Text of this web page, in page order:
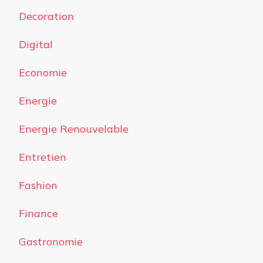
Decoration
Digital
Economie
Energie
Energie Renouvelable
Entretien
Fashion
Finance
Gastronomie